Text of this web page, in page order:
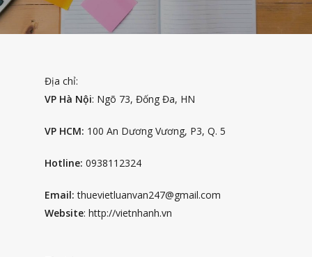
Địa chỉ:
VP Hà Nội: Ngõ 73, Đống Đa, HN
VP HCM: 100 An Dương Vương, P3, Q. 5
Hotline: 0938112324
Email: thuevietluanvan247@gmail.com
Website: http://vietnhanh.vn